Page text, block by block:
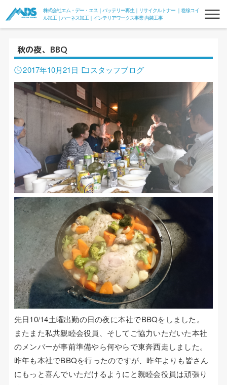
株式会社エム・デー・エス｜バッテリー再生｜リサイクルトナー ｜巻線コイ
ル加工｜ハーネス加工｜インテリアワークス事業 内装工事
リフレッシュバッテリー
フォークリフトリフレッシュバッテリー
フォークde電力変換器100V
組電池
リサイクルトナー
コイル巻線加工
ハーネス・フィルム加工
生産設備について
生産設備について（アプリケーター）
取扱製品一覧
その他
ECマーケティング支援
秋の夜、BBQ
2017年10月21日 スタッフブログ
先日10/14土曜出勤の日の夜に本社でBBQをしました。
またまた私共親睦会役員、そしてご協力いただいた本社
のメンバーが事前準備やら何やらで東奔西走しました。
昨年も本社でBBQを行ったのですが、昨年よりも皆さん
にもっと喜んでいただけるようにと親睦会役員は頑張り